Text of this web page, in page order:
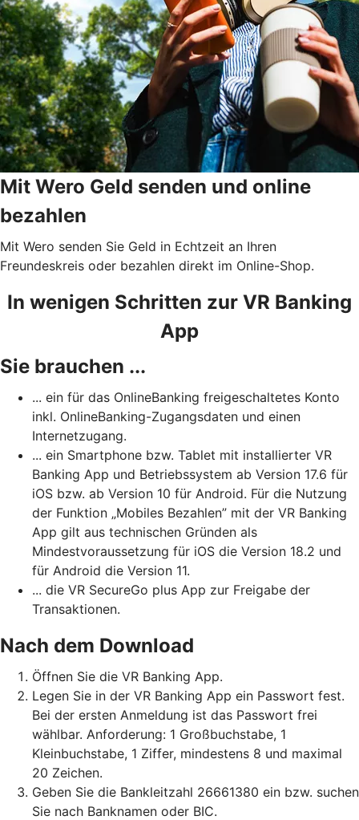
Mit Wero Geld senden und online
bezahlen
Mit Wero senden Sie Geld in Echtzeit an Ihren
Freundeskreis oder bezahlen direkt im Online-Shop.
In wenigen Schritten zur VR Banking
App
Sie brauchen ...
... ein für das OnlineBanking freigeschaltetes Konto
inkl. OnlineBanking-Zugangsdaten und einen
Internetzugang.
... ein Smartphone bzw. Tablet mit installierter VR
Banking App und Betriebssystem ab Version 17.6 für
iOS bzw. ab Version 10 für Android. Für die Nutzung
der Funktion „Mobiles Bezahlen” mit der VR Banking
App gilt aus technischen Gründen als
Mindestvoraussetzung für iOS die Version 18.2 und
für Android die Version 11.
... die VR SecureGo plus App zur Freigabe der
Transaktionen.
Nach dem Download
Öffnen Sie die VR Banking App.
Legen Sie in der VR Banking App ein Passwort fest.
Bei der ersten Anmeldung ist das Passwort frei
wählbar. Anforderung: 1 Großbuchstabe, 1
Kleinbuchstabe, 1 Ziffer, mindestens 8 und maximal
20 Zeichen.
Geben Sie die Bankleitzahl 26661380 ein bzw. suchen
Sie nach Banknamen oder BIC.